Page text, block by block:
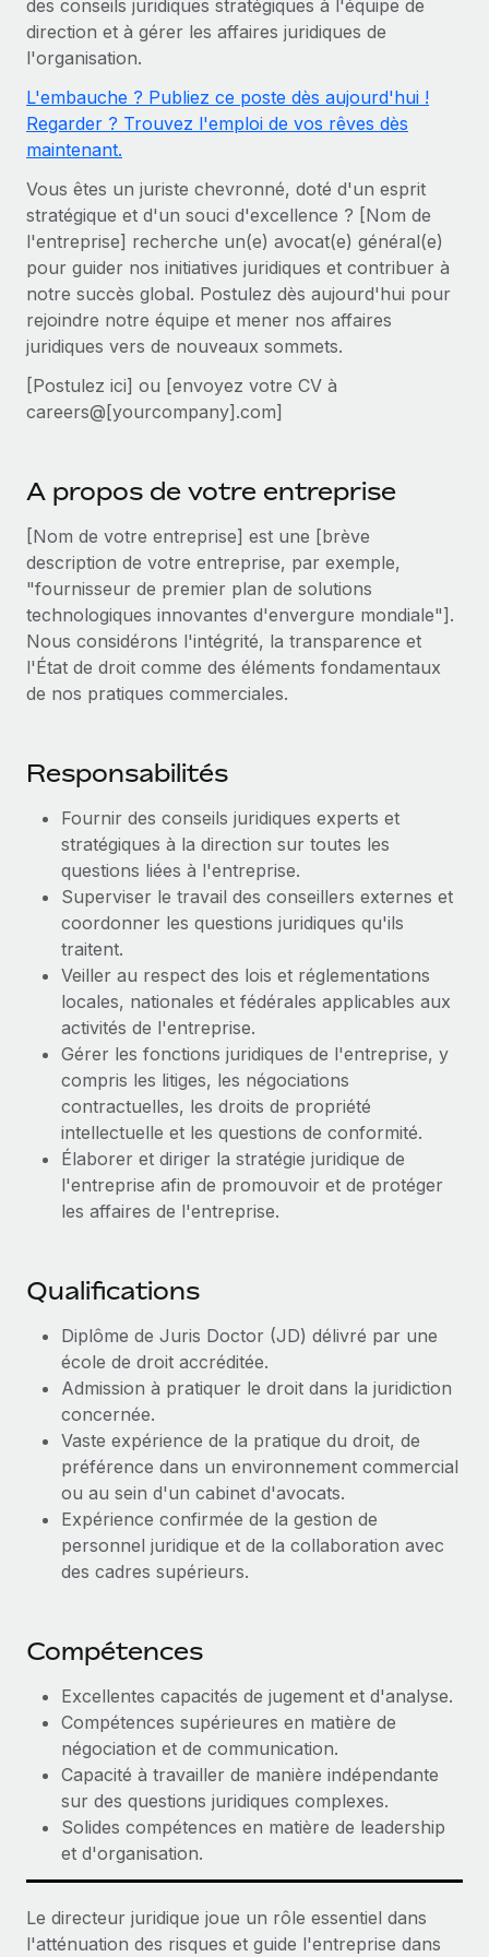
Gestion des freelances
Intégrez et gérez vos freelances partout dans le monde
Sous-traitez les opérations complexes liées à l’emploi
Intégration Remote
Intégrez vos RH aux flux de travail en toute simplicité
Plateforme
Des fonctions RH clés intégrées pour votre équipe
Connecter Nouveau
Connectez n'importe quel outil d’IA à Remote grâce à
notre MCP
Rationalisez vos processus avec des outils essentiels
Demandez aux experts
Recevez des conseils d’experts sur les RH à
l’international et la conformité
Contrôles d’antécédents
Remote Watchtower
Gardez un temps d’avance sur les risques en
matière de conformité
Gestion des appareils
Achetez et suivez vos équipements informatiques
dans le monde entier
Création d’entité
Établissez des entités rapidement et en toute
conformité
Mobilité et déménagement international
Organisez facilement le déménagement de vos
employés
Avantages sociaux
Gérez facilement les avantages sociaux
Comparer Remote
Examinez notre service par rapport aux autres
CROISSANCE
Start-ups
paie des entreprises en pleine croissance
Entreprises intermédiaires
Développez vos équipes avec des solutions RH sur
mesure
Entreprise
Intégrez les RH à l’international de manière flexible
Devenir partenaire
Explorez avec nous vos opportunités de partenariat
Remote Build Bientôt disponible
Conseil en intégrations et automatisations assistées par
l’IA
Calculateur de paiement des freelances
Découvrez les devises disponibles et les vitesses de
paiement pour vos freelances internationaux
APPRENDRE AVEC REMOTE
Recherche et guides
Études de cas
Glossaire RH
Checklists et modèles
Descriptions de postes
Événements
Salle de presse
Données sur les salaires et les talents
Centre de ressources
Obtenir de l’aide
BLOG
Paie multipays
EOR et PEO
Gestion des freelances
Taxes
Explorer le blog
BLOG
Mises à jour des produits de Remote :
Intégrations Gusto et Xero et Gestion des
freelances Plus
Remote a toujours pour mission d'aider les entreprises de
En savoir plus
Comment Phiture gère ses 55 employés
répartis dans 19 pays grâce à Remote
Phiture, un leader notable du conseil en matière de
croissance mobile internationale, encourage les...
En savoir plus
Nederlands
Français
Deutsch
Español
Italiano
Português (Portugal)
日本語
한국어
Connexion
des conseils juridiques stratégiques à l'équipe de
direction et à gérer les affaires juridiques de
l'organisation.
L'embauche ? Publiez ce poste dès aujourd'hui !
Regarder ? Trouvez l'emploi de vos rêves dès
maintenant.
Vous êtes un juriste chevronné, doté d'un esprit
stratégique et d'un souci d'excellence ? [Nom de
l'entreprise] recherche un(e) avocat(e) général(e)
pour guider nos initiatives juridiques et contribuer à
notre succès global. Postulez dès aujourd'hui pour
rejoindre notre équipe et mener nos affaires
juridiques vers de nouveaux sommets.
[Postulez ici] ou [envoyez votre CV à
careers@[yourcompany].com]
A propos de votre entreprise
[Nom de votre entreprise] est une [brève
description de votre entreprise, par exemple,
"fournisseur de premier plan de solutions
technologiques innovantes d'envergure mondiale"].
Nous considérons l'intégrité, la transparence et
l'État de droit comme des éléments fondamentaux
de nos pratiques commerciales.
Responsabilités
Fournir des conseils juridiques experts et
stratégiques à la direction sur toutes les
questions liées à l'entreprise.
Superviser le travail des conseillers externes et
coordonner les questions juridiques qu'ils
traitent.
Veiller au respect des lois et réglementations
locales, nationales et fédérales applicables aux
activités de l'entreprise.
Gérer les fonctions juridiques de l'entreprise, y
compris les litiges, les négociations
contractuelles, les droits de propriété
intellectuelle et les questions de conformité.
Élaborer et diriger la stratégie juridique de
l'entreprise afin de promouvoir et de protéger
les affaires de l'entreprise.
Qualifications
Diplôme de Juris Doctor (JD) délivré par une
école de droit accréditée.
Admission à pratiquer le droit dans la juridiction
concernée.
Vaste expérience de la pratique du droit, de
préférence dans un environnement commercial
ou au sein d'un cabinet d'avocats.
Expérience confirmée de la gestion de
personnel juridique et de la collaboration avec
des cadres supérieurs.
Compétences
Excellentes capacités de jugement et d'analyse.
Compétences supérieures en matière de
négociation et de communication.
Capacité à travailler de manière indépendante
sur des questions juridiques complexes.
Solides compétences en matière de leadership
et d'organisation.
Le directeur juridique joue un rôle essentiel dans
l'atténuation des risques et guide l'entreprise dans